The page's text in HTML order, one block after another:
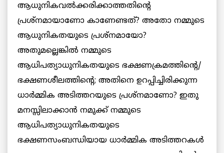
ആധുനികവല്‍ക്കരിക്കാത്തതിന്റെ
പ്രശ്നമായാണോ കാണേണ്ടത്? അതോ നമ്മുടെ
ആധുനികതയുടെ പ്രശ്നമായോ?
അതുമല്ലെങ്കില്‍ നമ്മുടെ
ആധിപത്യാധുനികതയുടെ ഭക്ഷണക്രമത്തിന്റെ/
ഭക്ഷണശീലത്തിന്റെ; അതിനെ ഉറപ്പിച്ചിരിക്കുന്ന
ധാര്‍മ്മിക അടിത്തറയുടെ പ്രശ്നമാണോ? ഇതു
മനസ്സിലാക്കാന്‍ നമുക്ക് നമ്മുടെ
ആധിപത്യാധുനികതയുടെ
ഭക്ഷണസംബന്ധിയായ ധാര്‍മ്മിക അടിത്തറകള്‍